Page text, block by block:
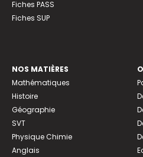
Fiches PASS
Fiches SUP
NOS MATIÈRES
Mathématiques
Histoire
Géographie
SVT
Physique Chimie
Anglais